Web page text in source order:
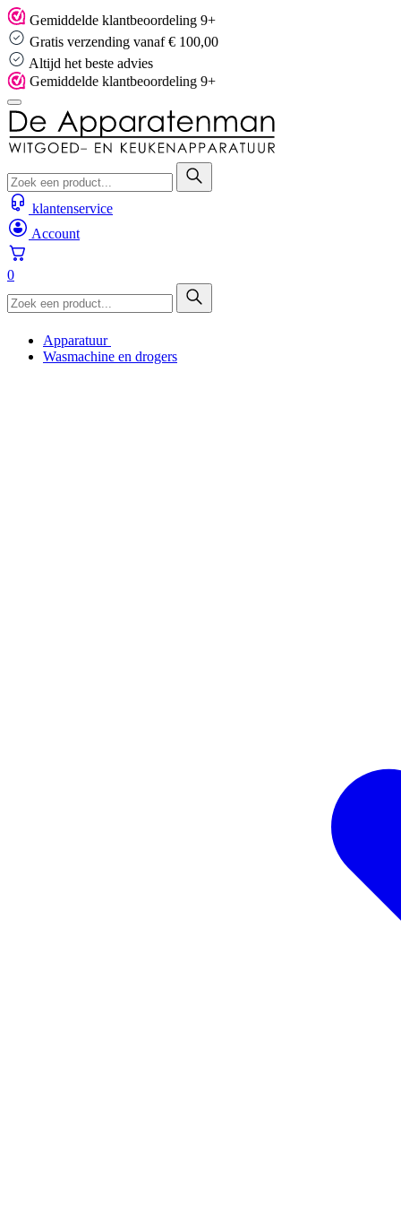
Skip
to
content
Gemiddelde klantbeoordeling 9+
Gratis verzending vanaf € 100,00
Altijd het beste advies
Gemiddelde klantbeoordeling 9+
klantenservice
Account
0
Apparatuur
Wasmachine en drogers